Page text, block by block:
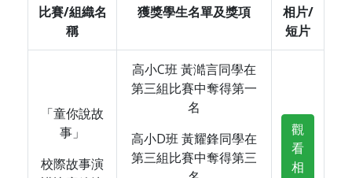
比賽/組織名
稱
獲獎學生名單及獎項
相片/
短片
「童你說故
事」
校際故事演
高小C班 黃澔言同學在
第三組比賽中奪得第一
名
高小D班 黃耀鋒同學在
第三組比賽中奪得第三
觀
看
相